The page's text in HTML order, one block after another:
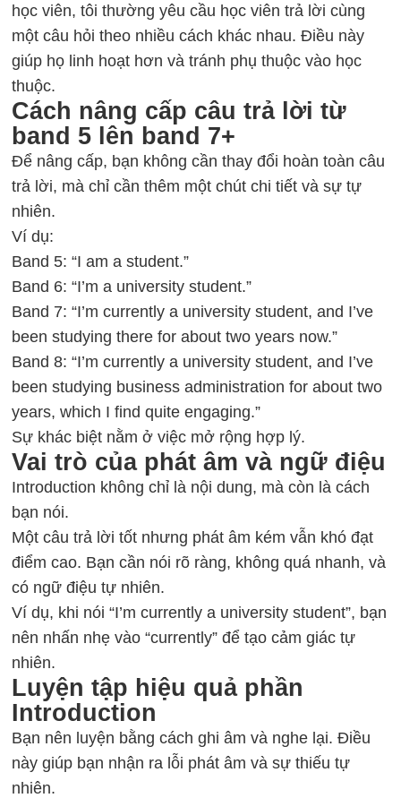
học viên, tôi thường yêu cầu học viên trả lời cùng
một câu hỏi theo nhiều cách khác nhau. Điều này
giúp họ linh hoạt hơn và tránh phụ thuộc vào học
thuộc.
Cách nâng cấp câu trả lời từ
band 5 lên band 7+
Để nâng cấp, bạn không cần thay đổi hoàn toàn câu
trả lời, mà chỉ cần thêm một chút chi tiết và sự tự
nhiên.
Ví dụ:
Band 5: “I am a student.”
Band 6: “I’m a university student.”
Band 7: “I’m currently a university student, and I’ve
been studying there for about two years now.”
Band 8: “I’m currently a university student, and I’ve
been studying business administration for about two
years, which I find quite engaging.”
Sự khác biệt nằm ở việc mở rộng hợp lý.
Vai trò của phát âm và ngữ điệu
Introduction không chỉ là nội dung, mà còn là cách
bạn nói.
Một câu trả lời tốt nhưng phát âm kém vẫn khó đạt
điểm cao. Bạn cần nói rõ ràng, không quá nhanh, và
có ngữ điệu tự nhiên.
Ví dụ, khi nói “I’m currently a university student”, bạn
nên nhấn nhẹ vào “currently” để tạo cảm giác tự
nhiên.
Luyện tập hiệu quả phần
Introduction
Bạn nên luyện bằng cách ghi âm và nghe lại. Điều
này giúp bạn nhận ra lỗi phát âm và sự thiếu tự
nhiên.